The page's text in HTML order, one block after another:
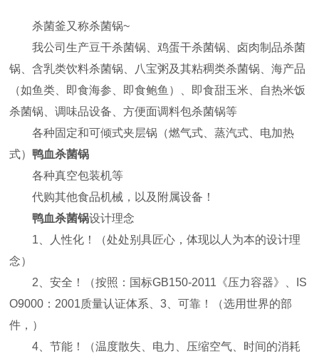
杀菌釜又称杀菌锅~
我公司生产豆干杀菌锅、鸡蛋干杀菌锅、卤肉制品杀菌
锅、含乳类饮料杀菌锅、八宝粥及其粘稠类杀菌锅、海产品
（如鱼类、即食海参、即食鲍鱼）、即食甜玉米、自热米饭
杀菌锅、调味品设备、方便面调料包杀菌锅等
各种固定和可倾式夹层锅（燃气式、蒸汽式、电加热
式）鸭血杀菌锅
各种真空包装机等
代购其他食品机械，以及附属设备！
鸭血杀菌锅设计理念
1、人性化！（处处别具匠心，体现以人为本的设计理
念）
2、安全！（按照：国标GB150-2011《压力容器》、IS
O9000：2001质量认证体系、3、可靠！（选用世界的部
件，）
4、节能！（温度散失、电力、压缩空气、时间的消耗